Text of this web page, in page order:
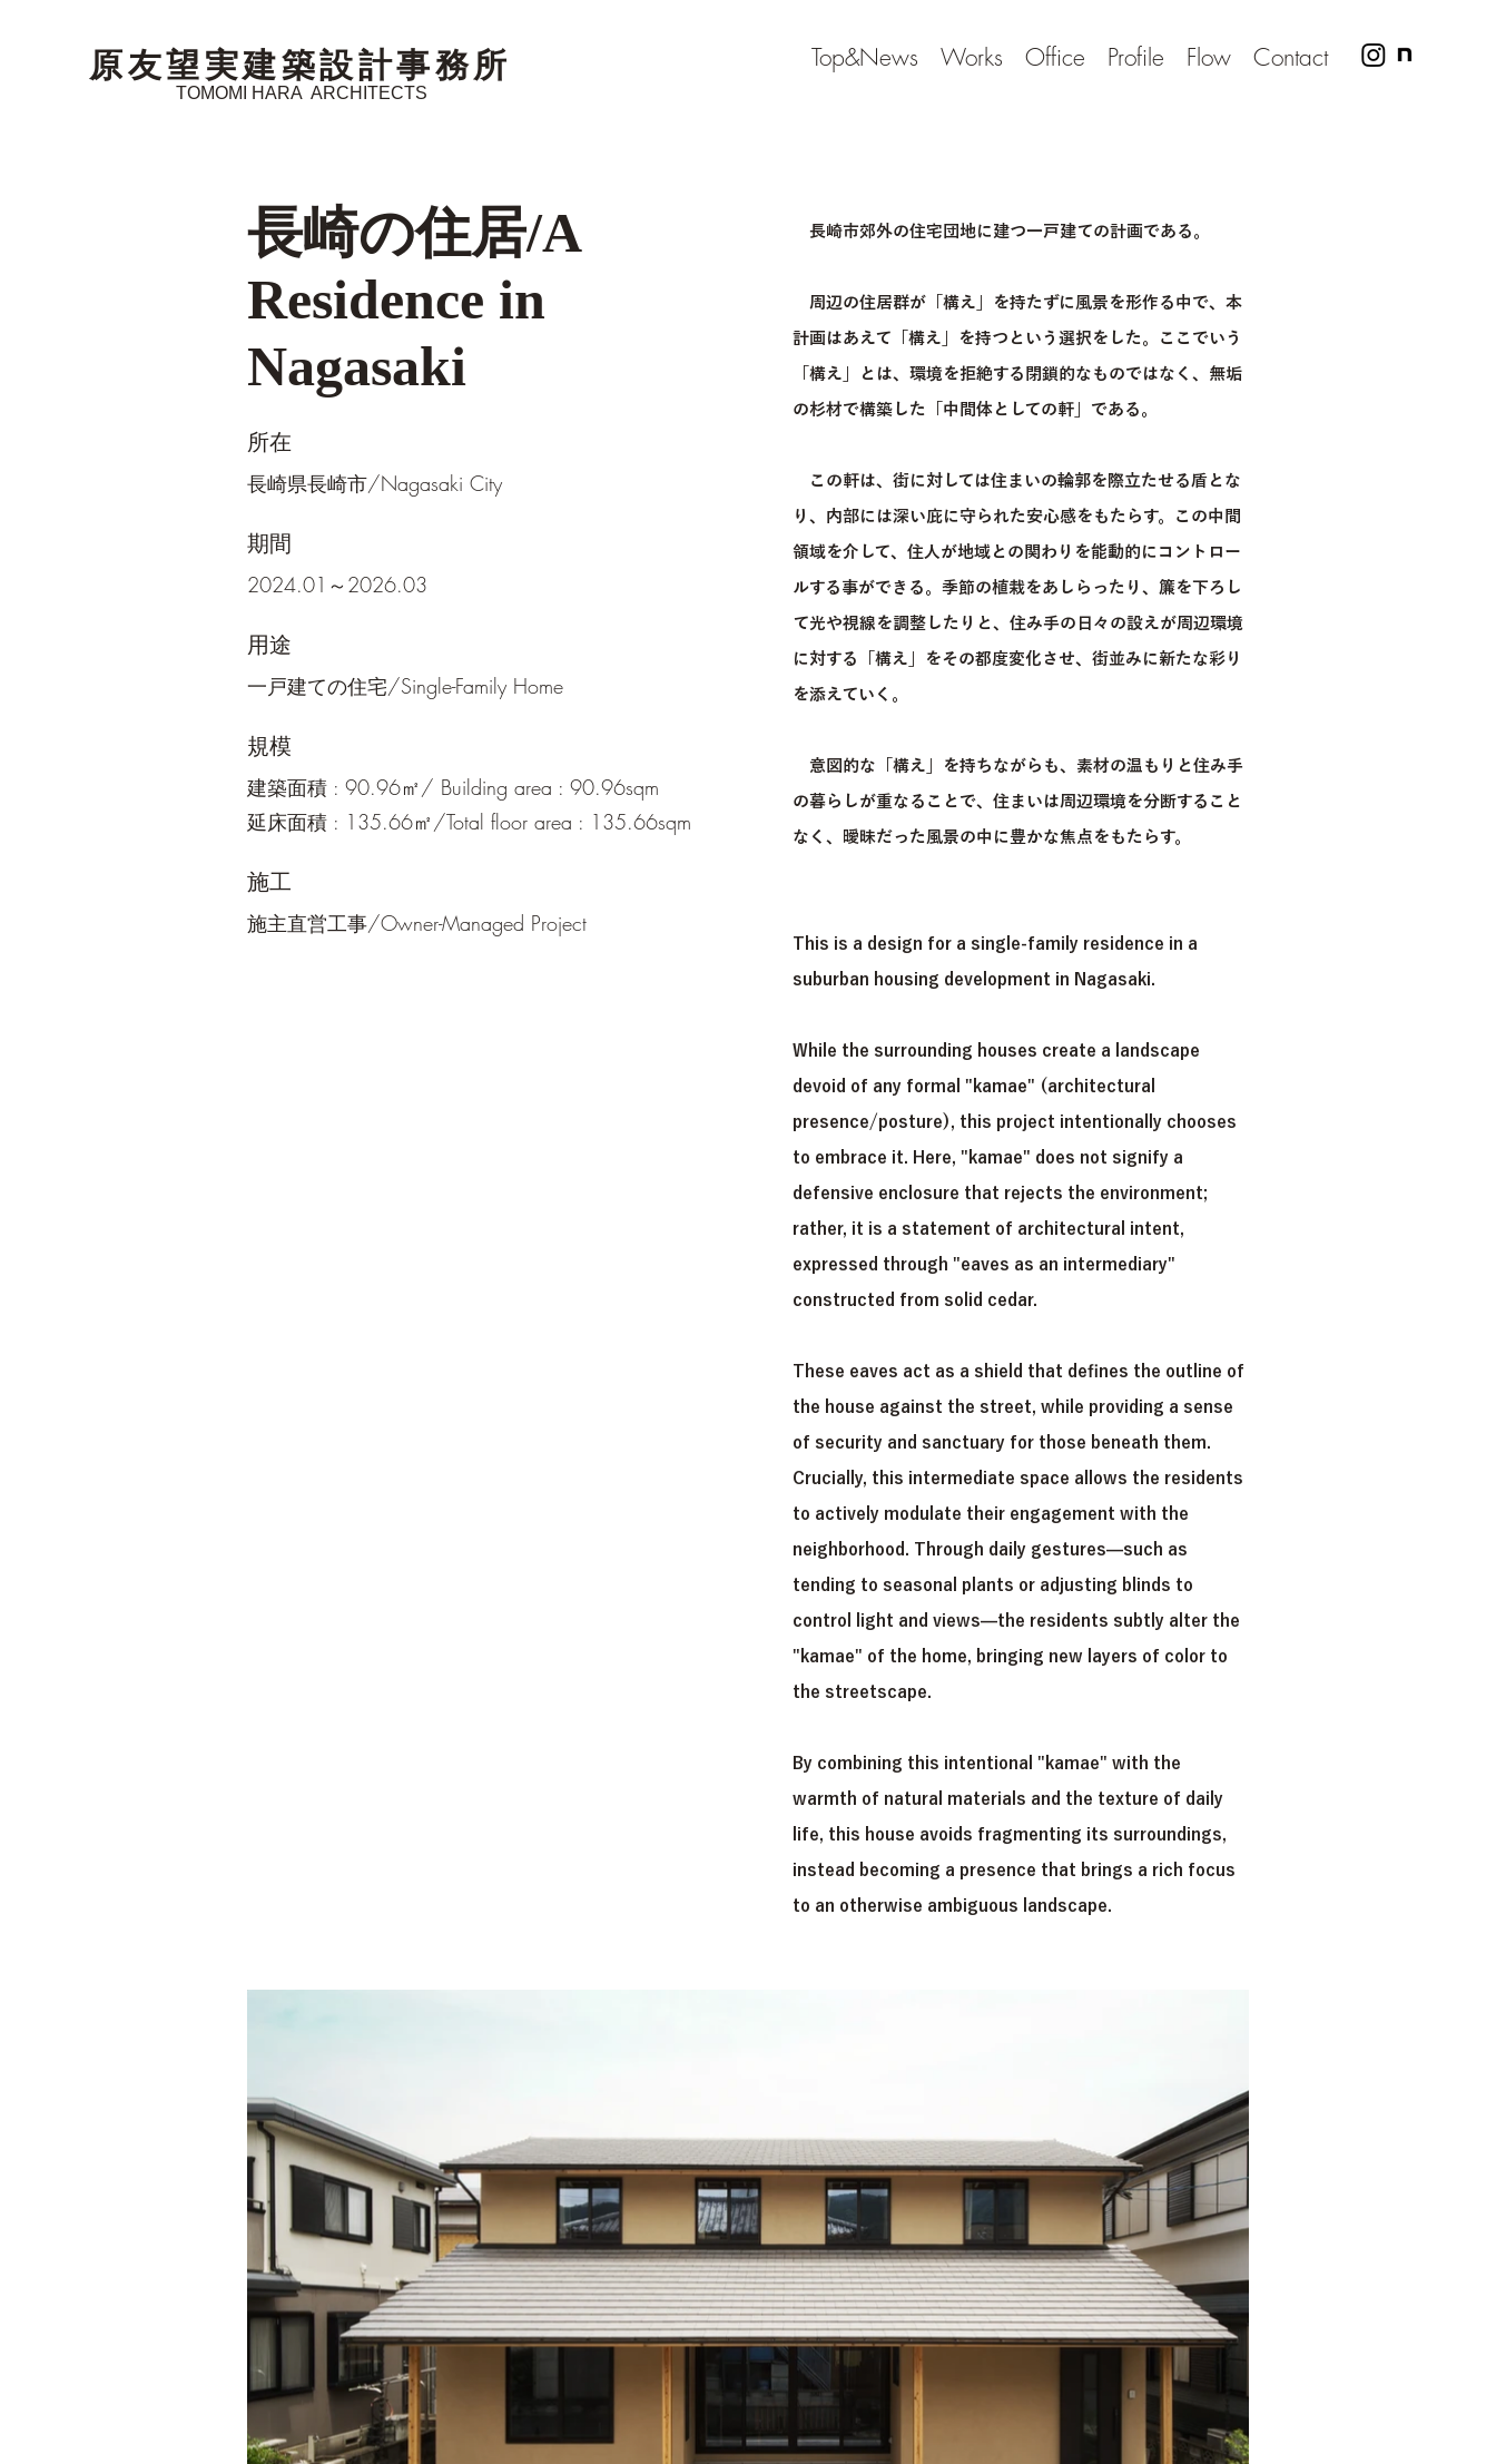
原友望実建築設計事務所
TOMOMI HARA ARCHITECTS
Top&News Works Office Profile Flow Contact
長崎の住居/A
Residence in
Nagasaki
所在
長崎県長崎市/Nagasaki City
期間
2024.01～2026.03
用途
一戸建ての住宅/Single-Family Home
規模
建築面積 : 90.96㎡/ Building area : 90.96sqm
延床面積 : 135.66㎡/Total floor area : 135.66sqm
施工
施主直営工事/Owner-Managed Project
長崎市郊外の住宅団地に建つ一戸建ての計画である。
周辺の住居群が「構え」を持たずに風景を形作る中で、本
計画はあえて「構え」を持つという選択をした。ここでいう
「構え」とは、環境を拒絶する閉鎖的なものではなく、無垢
の杉材で構築した「中間体としての軒」である。
この軒は、街に対しては住まいの輪郭を際立たせる盾とな
り、内部には深い庇に守られた安心感をもたらす。この中間
領域を介して、住人が地域との関わりを能動的にコントロー
ルする事ができる。季節の植栽をあしらったり、簾を下ろし
て光や視線を調整したりと、住み手の日々の設えが周辺環境
に対する「構え」をその都度変化させ、街並みに新たな彩り
を添えていく。
意図的な「構え」を持ちながらも、素材の温もりと住み手
の暮らしが重なることで、住まいは周辺環境を分断すること
なく、曖昧だった風景の中に豊かな焦点をもたらす。
This is a design for a single-family residence in a
suburban housing development in Nagasaki.
While the surrounding houses create a landscape
devoid of any formal "kamae" (architectural
presence/posture), this project intentionally chooses
to embrace it. Here, "kamae" does not signify a
defensive enclosure that rejects the environment;
rather, it is a statement of architectural intent,
expressed through "eaves as an intermediary"
constructed from solid cedar.
These eaves act as a shield that defines the outline of
the house against the street, while providing a sense
of security and sanctuary for those beneath them.
Crucially, this intermediate space allows the residents
to actively modulate their engagement with the
neighborhood. Through daily gestures—such as
tending to seasonal plants or adjusting blinds to
control light and views—the residents subtly alter the
"kamae" of the home, bringing new layers of color to
the streetscape.
By combining this intentional "kamae" with the
warmth of natural materials and the texture of daily
life, this house avoids fragmenting its surroundings,
instead becoming a presence that brings a rich focus
to an otherwise ambiguous landscape.